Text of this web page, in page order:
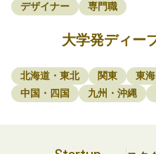
デザイナー
専門職
大学発ディー
北海道・東北 関東 東海
中国・四国
九州・沖縄